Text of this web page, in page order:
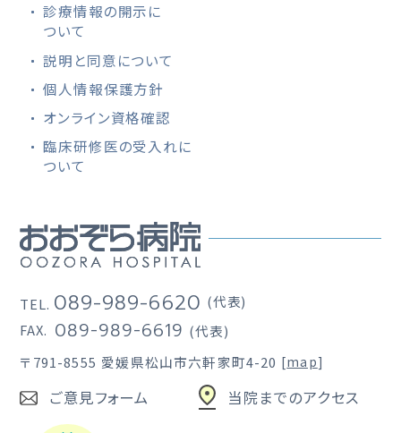
診療情報の開示に
ついて
説明と同意について
個人情報保護方針
オンライン資格確認
臨床研修医の受入れに
ついて
TEL. 089-989-6620 (代表)
FAX. 089-989-6619 (代表)
〒791-8555 愛媛県松山市六軒家町4-20 [map]
ご意見フォーム 当院までのアクセス